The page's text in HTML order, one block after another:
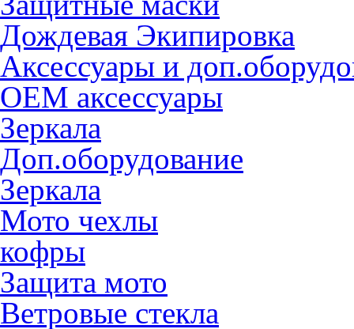
Дождевая Экипировка
Аксессуары и
OEM аксессуары
Зеркала
Доп.оборудование
Зеркала
Мото чехлы
кофры
Защита мото
Ветровые стекла